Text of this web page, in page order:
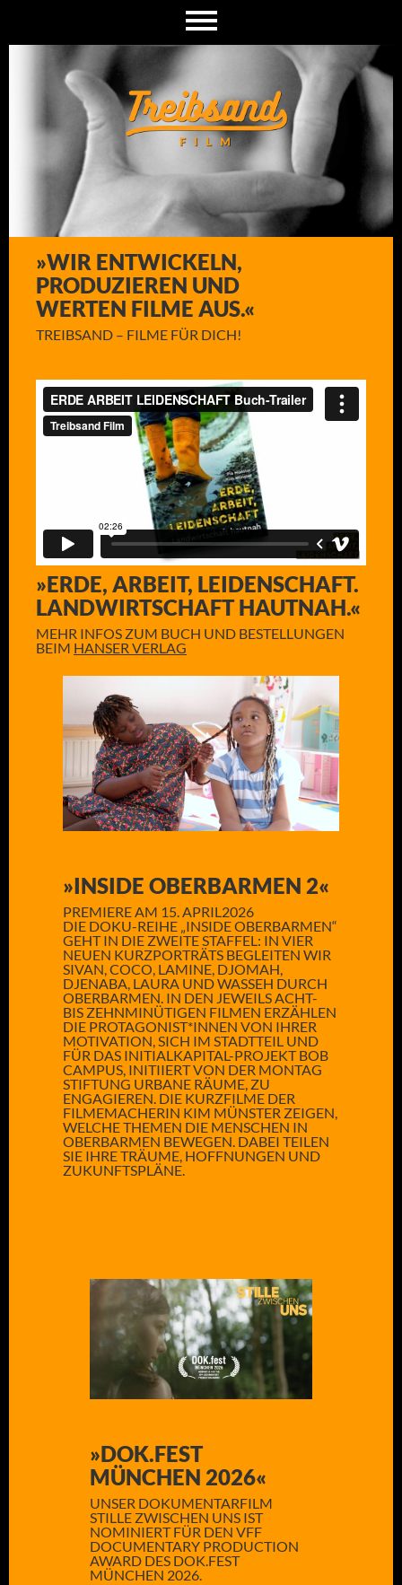
»WIR ENTWICKELN,
PRODUZIEREN UND
WERTEN FILME AUS.«
TREIBSAND – FILME FÜR DICH!
»ERDE, ARBEIT, LEIDENSCHAFT.
LANDWIRTSCHAFT HAUTNAH.«
MEHR INFOS ZUM BUCH UND BESTELLUNGEN
BEIM HANSER VERLAG
»INSIDE OBERBARMEN 2«
PREMIERE AM 15. APRIL2026
DIE DOKU-REIHE „INSIDE OBERBARMEN“
GEHT IN DIE ZWEITE STAFFEL: IN VIER
NEUEN KURZPORTRÄTS BEGLEITEN WIR
SIVAN, COCO, LAMINE, DJOMAH,
DJENABA, LAURA UND WASSEH DURCH
OBERBARMEN. IN DEN JEWEILS ACHT-
BIS ZEHNMINÜTIGEN FILMEN ERZÄHLEN
DIE PROTAGONIST*INNEN VON IHRER
MOTIVATION, SICH IM STADTTEIL UND
FÜR DAS INITIALKAPITAL-PROJEKT BOB
CAMPUS, INITIIERT VON DER MONTAG
STIFTUNG URBANE RÄUME, ZU
ENGAGIEREN. DIE KURZFILME DER
FILMEMACHERIN KIM MÜNSTER ZEIGEN,
WELCHE THEMEN DIE MENSCHEN IN
OBERBARMEN BEWEGEN. DABEI TEILEN
SIE IHRE TRÄUME, HOFFNUNGEN UND
ZUKUNFTSPLÄNE.
»DOK.FEST
MÜNCHEN 2026«
UNSER DOKUMENTARFILM
STILLE ZWISCHEN UNS IST
NOMINIERT FÜR DEN VFF
DOCUMENTARY PRODUCTION
AWARD DES DOK.FEST
MÜNCHEN 2026.